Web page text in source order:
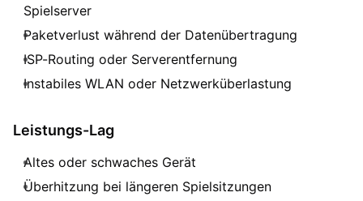
Spielserver
Paketverlust während der Datenübertragung
ISP-Routing oder Serverentfernung
Instabiles WLAN oder Netzwerküberlastung
Leistungs-Lag
Altes oder schwaches Gerät
Überhitzung bei längeren Spielsitzungen